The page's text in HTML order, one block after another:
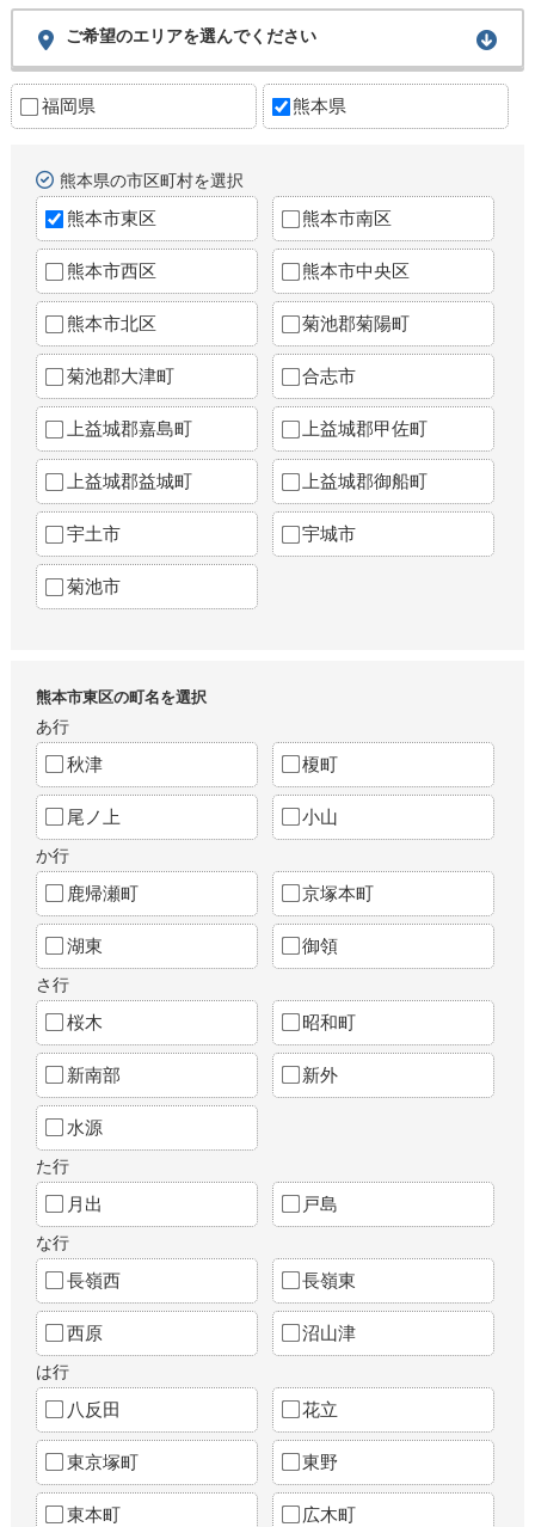
ご希望のエリアを選んでください
福岡県 熊本県
熊本県の市区町村を選択
熊本市東区 熊本市南区
熊本市西区 熊本市中央区
熊本市北区 菊池郡菊陽町
菊池郡大津町 合志市
上益城郡嘉島町 上益城郡甲佐町
上益城郡益城町 上益城郡御船町
宇土市 宇城市
菊池市
熊本市東区の町名を選択
あ行
秋津 榎町
尾ノ上 小山
か行
鹿帰瀬町 京塚本町
湖東 御領
さ行
桜木 昭和町
新南部 新外
水源
た行
月出 戸島
な行
長嶺西 長嶺東
西原 沼山津
は行
八反田 花立
東京塚町 東野
東本町 広木町